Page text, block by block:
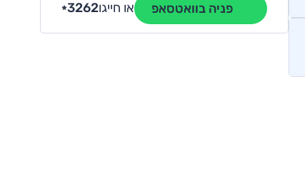
פניה בוואטסאפ או חייגו *3262